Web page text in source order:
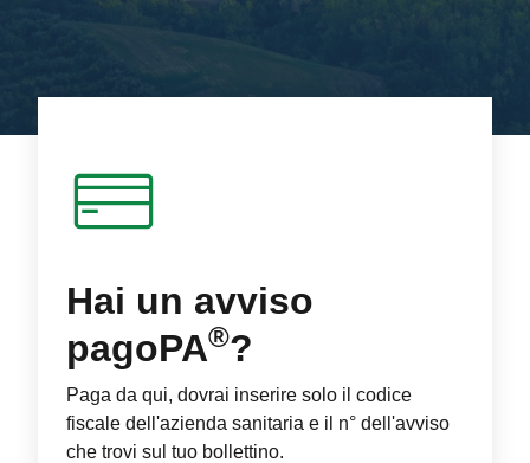
Hai un avviso
pagoPA®?
Paga da qui, dovrai inserire solo il codice
fiscale dell'azienda sanitaria e il n° dell'avviso
che trovi sul tuo bollettino.